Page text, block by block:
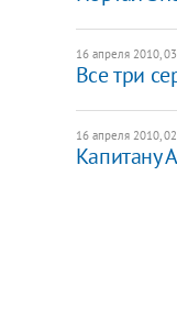
16 апреля 2010,
Все три
16 апреля 2010,
Капитану